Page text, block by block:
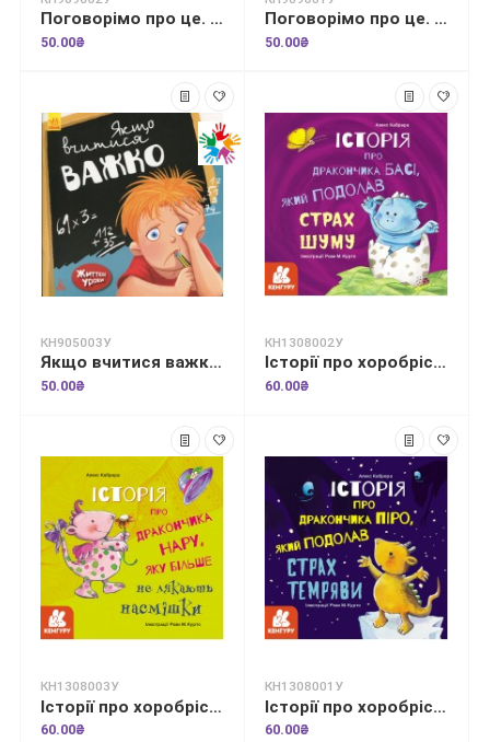
Поговорімо про це. У мого брата аутизм
50.00₴
Поговорімо про це. Я сором'язливий
50.00₴
КН905003У
Якщо вчитися важко. Життєві уроки
50.00₴
КН1308002У
Історії про хоробрість. Історія про дракончика Басі, який подолав страх шуму
60.00₴
КН1308003У
Історії про хоробрість. Історія про дракончика Нару, яку більше не лякають насмішки
60.00₴
КН1308001У
Історії про хоробрість. Історія про дракончика Піро, який подолав страх темряви
60.00₴